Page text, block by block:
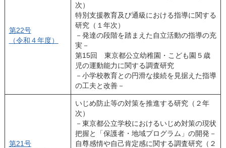
第22号
（令和４年度）
次）
特別支援教育及び通級における指導に関する
研究（１年次）
－発達の段階を踏まえた自立活動の指導の充
実－
第15回 東京都公立幼稚園・こども園５歳
児の運動能力に関する調査研究
－小学校教育との円滑な接続を見据えた指導
の工夫と改善－
第21号
いじめ防止等の対策を推進する研究（２年
次）
－東京都公立学校におけるいじめ対策の現状
把握と「保護者・地域プログラム」の開発－
自尊感情や自己肯定感に関する調査研究（２